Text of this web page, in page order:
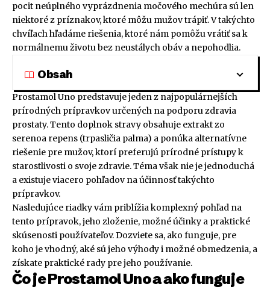
pocit neúplného vyprázdnenia močového mechúra sú len
niektoré z príznakov, ktoré môžu mužov trápiť. V takýchto
chvíľach hľadáme riešenia, ktoré nám pomôžu vrátiť sa k
normálnemu životu bez neustálych obáv a nepohodlia.
Obsah
Prostamol Uno predstavuje jeden z najpopulárnejších
prírodných prípravkov určených na podporu zdravia
prostaty. Tento doplnok stravy obsahuje extrakt zo
serenoa repens (trpasličia palma) a ponúka alternatívne
riešenie pre mužov, ktorí preferujú prírodné prístupy k
starostlivosti o svoje zdravie. Téma však nie je jednoduchá
a existuje viacero pohľadov na účinnosť takýchto
prípravkov.
Nasledujúce riadky vám priblížia komplexný pohľad na
tento prípravok, jeho zloženie, možné účinky a praktické
skúsenosti používateľov. Dozviete sa, ako funguje, pre
koho je vhodný, aké sú jeho výhody i možné obmedzenia, a
získate praktické rady pre jeho používanie.
Čo je Prostamol Uno a ako funguje